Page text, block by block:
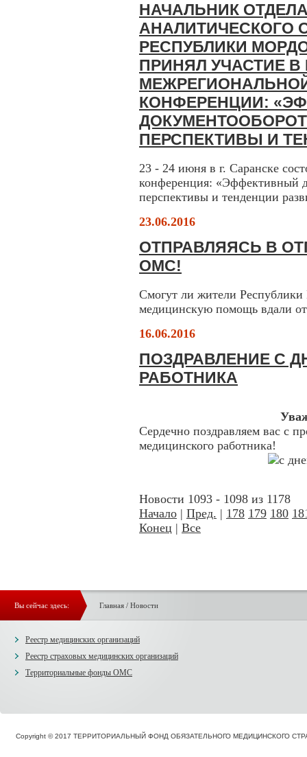
НАЧАЛЬНИК
АНАЛИТИЧЕСКОГО
РЕСПУБЛИКИ
ПРИНЯЛ УЧАСТИЕ В
КОНФЕРЕНЦИИ:
ПЕРСПЕКТИВЫ И
23 - 24 июня в г. Саранске
конференция: «Эффективный
перспективы и тенденции
23.06.2016
ОТПРАВЛЯЯСЬ В
ОМС!
Смогут ли жители
медицинскую помощь вдали
16.06.2016
ПОЗДРАВЛЕНИЕ С
РАБОТНИКА
Сердечно поздравляем вас с
медицинского работника!
Новости 1093 - 1098 из 1178
Начало | Пред. | 178 179 180
Конец | Все
Вы сейчас здесь: Главная/ Новости
Реестр медицинских организаций
Реестр страховых медицинских организаций
Территориальные фонды ОМС
Copyright © 2017 ТЕРРИТОРИАЛЬНЫЙ ФОНД ОБЯЗАТЕЛЬНОГО МЕДИЦИНСКОГО